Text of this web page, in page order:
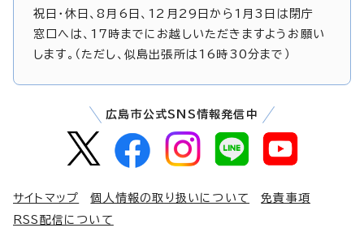
祝日・休日、8月6日、12月29日から1月3日は閉庁
窓口へは、17時までにお越しいただきますようお願い
します。（ただし、似島出張所は16時30分まで）
広島市公式SNS情報発信中
サイトマップ 個人情報の取り扱いについて
免責事項
RSS配信について